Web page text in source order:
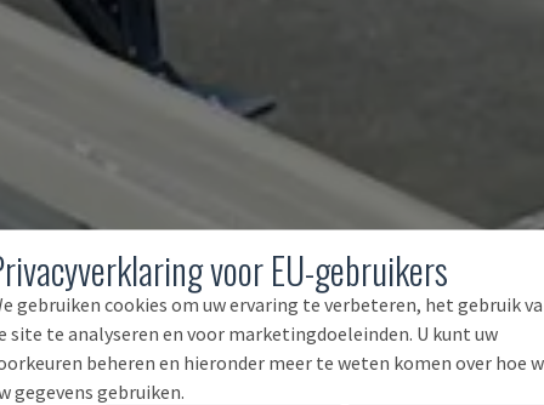
voor EU-gebruikers
gebruiken cookies om uw ervaring te verbeteren, het gebruik
site te analyseren en voor marketingdoeleinden. U kunt uw
beheren en hieronder meer te weten komen over hoe
gegevens gebruiken.